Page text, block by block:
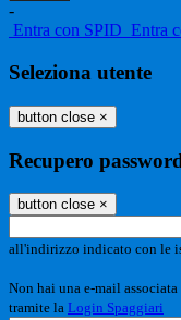
-
Entra con SPID Entra
Seleziona utente
button close ×
Recupero
button close ×
all'indirizzo indicato con le
Non hai una e-mail
tramite la Login Spaggiari